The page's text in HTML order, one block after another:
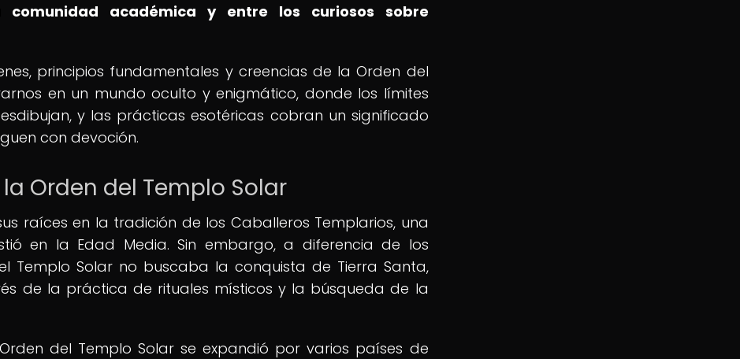
académica y entre los curiosos sobre
principios fundamentales y creencias de la Orden del
en un mundo oculto y enigmático, donde los límites
y las prácticas esotéricas cobran un significado
con devoción.
Orden del Templo Solar
raíces en la tradición de los Caballeros Templarios, una
en la Edad Media. Sin embargo, a diferencia de los
Templo Solar no buscaba la conquista de Tierra Santa,
de la práctica de rituales místicos y la búsqueda de la
del Templo Solar se expandió por varios países de